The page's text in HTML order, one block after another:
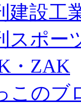
建設工
スポー
・ZAK
このブ